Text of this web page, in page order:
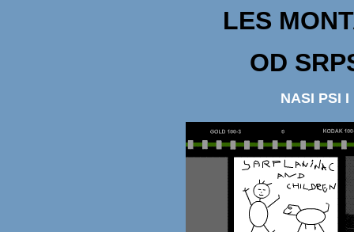
LES
OD
NASI PSI